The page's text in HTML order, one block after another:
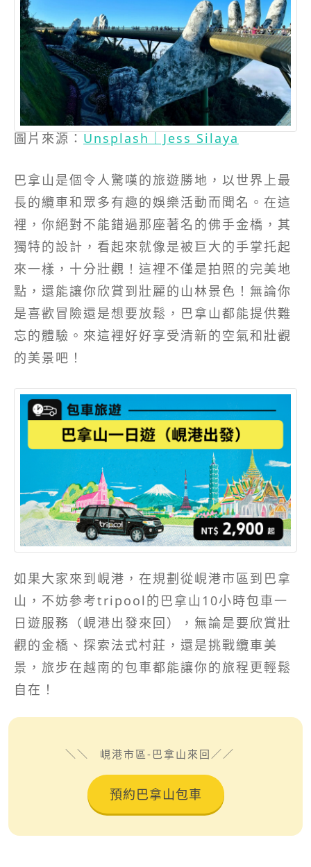
圖片來源： Unsplash｜Jess Silaya
巴拿山是個令人驚嘆的旅遊勝地，以世界上最
長的纜車和眾多有趣的娛樂活動而聞名。在這
裡，你絕對不能錯過那座著名的佛手金橋，其
獨特的設計，看起來就像是被巨大的手掌托起
來一樣，十分壯觀！這裡不僅是拍照的完美地
點，還能讓你欣賞到壯麗的山林景色！無論你
是喜歡冒險還是想要放鬆，巴拿山都能提供難
忘的體驗。來這裡好好享受清新的空氣和壯觀
的美景吧！
如果大家來到峴港，在規劃從峴港市區到巴拿
山，不妨參考tripool的巴拿山10小時包車一
日遊服務（峴港出發來回），無論是要欣賞壯
觀的金橋、探索法式村莊，還是挑戰纜車美
景，旅步在越南的包車都能讓你的旅程更輕鬆
自在！
峴港市區-巴拿山來回
預約巴拿山包車